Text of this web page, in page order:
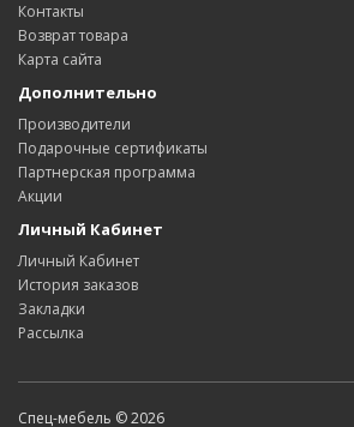
Контакты
Возврат товара
Карта сайта
Дополнительно
Производители
Подарочные сертификаты
Партнерская программа
Акции
Личный Кабинет
Личный Кабинет
История заказов
Закладки
Рассылка
Спец-мебель © 2026